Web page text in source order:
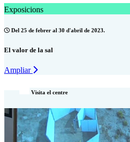
Exposicions
Del 25 de febrer al 30 d'abril de 2023.
El valor de la sal
Ampliar
Visita el centre